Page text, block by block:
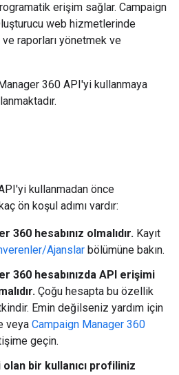
erişim sağlar. Campaign
web hizmetlerinde
raporları yönetmek ve
360 API'yi kullanmaya
kullanmadan önce
ön koşul adımı vardır:
360 hesabınız olmalıdır. Kayıt
Ajanslar bölümüne bakın.
360 hesabınızda API erişimi
Çoğu hesapta bu özellik
Emin değilseniz yardım için
veya Campaign Manager 360
geçin.
bir kullanıcı profiliniz